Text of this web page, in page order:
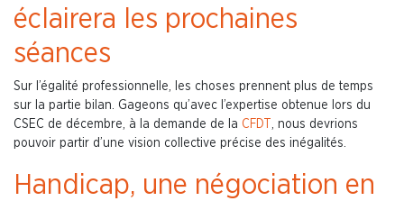
éclairera les prochaines
séances
Sur l’égalité professionnelle, les choses prennent plus de temps
sur la partie bilan. Gageons qu’avec l’expertise obtenue lors du
CSEC de décembre, à la demande de la CFDT , nous devrions
pouvoir partir d’une vision collective précise des inégalités.
Handicap, une négociation en